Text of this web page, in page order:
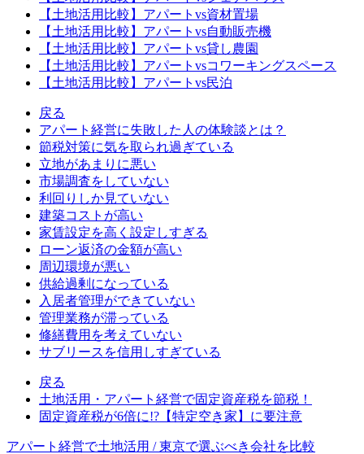
【土地活用比較】アパートvs資材置場
【土地活用比較】アパートvs自動販売機
【土地活用比較】アパートvs貸し農園
【土地活用比較】アパートvsコワーキングスペース
【土地活用比較】アパートvs民泊
戻る
アパート経営に失敗した人の体験談とは？
節税対策に気を取られ過ぎている
立地があまりに悪い
市場調査をしていない
利回りしか見ていない
建築コストが高い
家賃設定を高く設定しすぎる
ローン返済の金額が高い
周辺環境が悪い
供給過剰になっている
入居者管理ができていない
管理業務が滞っている
修繕費用を考えていない
サブリースを信用しすぎている
戻る
土地活用・アパート経営で固定資産税を節税！
固定資産税が6倍に!?【特定空き家】に要注意
アパート経営で土地活用 / 東京で選ぶべき会社を比較